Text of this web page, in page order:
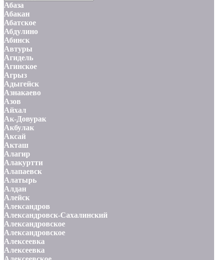
Абаза
Абакан
Абатское
Абдулино
Абинск
Автуры
Агидель
Агинское
Агрыз
Адыгейск
Азнакаево
Азов
Айхал
Ак-Довурак
Акбулак
Аксай
Акташ
Алагир
Алакуртти
Алапаевск
Алатырь
Алдан
Алейск
Александров
Александровск-Сахалинский
Александровское
Александровское
Алексеевка
Алексеевка